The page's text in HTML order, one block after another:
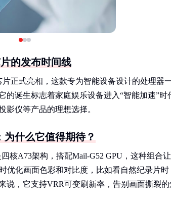
的发布时间线
片正式亮相，这款专为智能设备设计的处理
的诞生标志着家庭娱乐设备进入“智能加速”
影仪等产品的理想选择。
为什么它值得期待？
四核A73架构，搭配Mail-G52 GPU，这种组
优化画面色彩和对比度，比如看自然纪录片
说，它支持VRR可变刷新率，告别画面撕裂的